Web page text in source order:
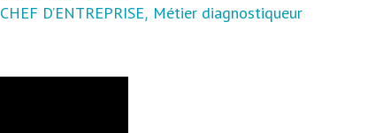
CHEF D’ENTREPRISE, Métier diagnostiqueur